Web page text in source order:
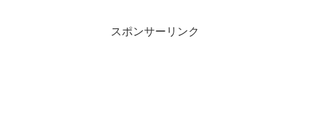
スポンサーリンク